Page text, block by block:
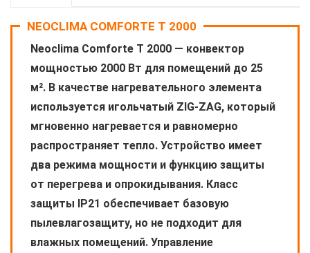
NEOCLIMA COMFORTE T 2000
Neoclima Comforte T 2000 — конвектор
мощностью 2000 Вт для помещений до 25
м². В качестве нагревательного элемента
используется игольчатый ZIG-ZAG, который
мгновенно нагревается и равномерно
распространяет тепло. Устройство имеет
два режима мощности и функцию защиты
от перегрева и опрокидывания. Класс
защиты IP21 обеспечивает базовую
пылевлагозащиту, но не подходит для
влажных помещений. Управление